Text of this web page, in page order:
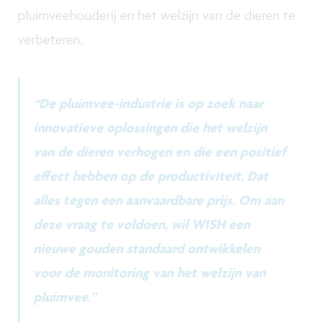
pluimveehouderij en het welzijn van de dieren te
verbeteren.
“De pluimvee-industrie is op zoek naar
innovatieve oplossingen die het welzijn
van de dieren verhogen en die een positief
effect hebben op de productiviteit. Dat
alles tegen een aanvaardbare prijs. Om aan
deze vraag te voldoen, wil WISH een
nieuwe gouden standaard ontwikkelen
voor de monitoring van het welzijn van
pluimvee.”